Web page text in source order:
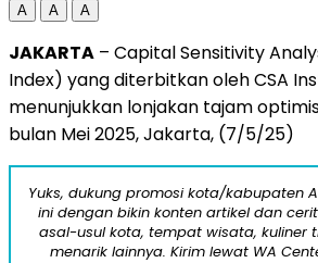
A A A
JAKARTA – CapitalSensitivity
Index) yangditerbitkanolehCSA
menunjukkan lonjakan tajam
bulan Mei2025, Jakarta, (7/5/25)
Yuks, dukung promosi kota/kabupaten
ini dengan bikin konten artikel dan
asal-usul kota, tempat wisata, kuliner
menarik lainnya. Kirim lewat WA